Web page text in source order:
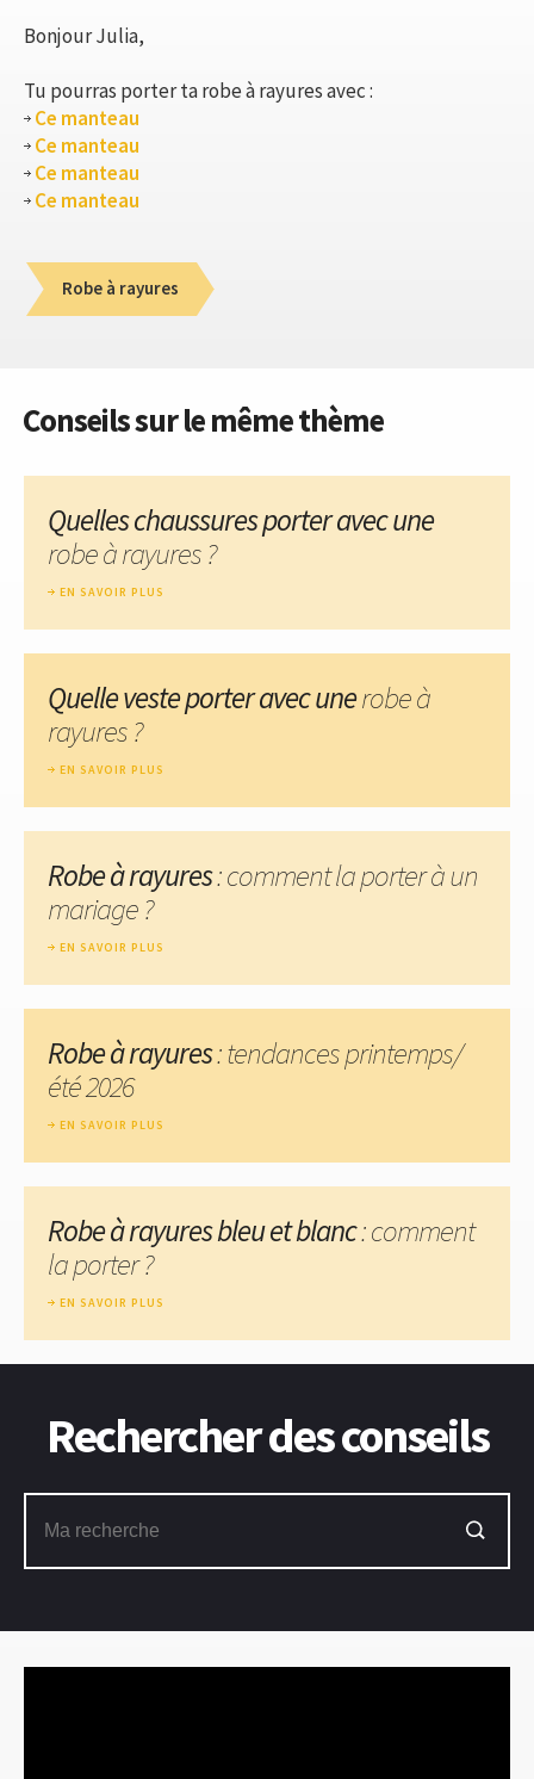
Bonjour Julia,
Tu pourras porter ta robe à rayures avec :
Ce manteau
Ce manteau
Ce manteau
Ce manteau
Robe à rayures
Conseils sur le même thème
Quelles chaussures porter avec une
robe à rayures ?
EN SAVOIR PLUS
Quelle veste porter avec unerobe à
rayures ?
EN SAVOIR PLUS
Robe à rayures: comment la porter à un
mariage ?
EN SAVOIR PLUS
Robe à rayures: tendances printemps/
été 2026
EN SAVOIR PLUS
Robe à rayures bleu et blanc: comment
la porter ?
EN SAVOIR PLUS
Rechercher des conseils